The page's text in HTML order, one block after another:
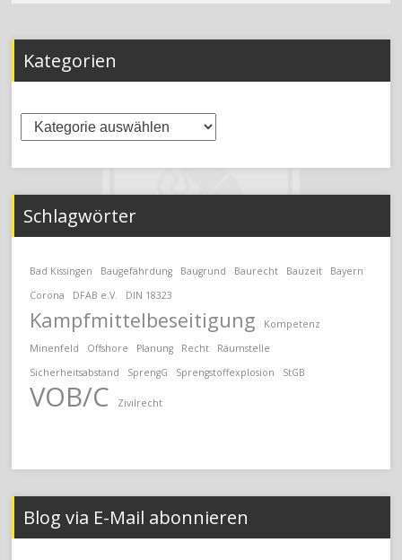
Kategorien
Kategorien
Schlagwörter
Bad Kissingen Baugefährdung Baugrund Baurecht Bauzeit
Bayern
Corona
DFAB e.V. DIN 18323
Kampfmittelbeseitigung
Kompetenz
Minenfeld
Offshore Planung Recht
Räumstelle
Sicherheitsabstand
SprengG Sprengstoffexplosion StGB
VOB/C Zivilrecht
Blog via E-Mail abonnieren